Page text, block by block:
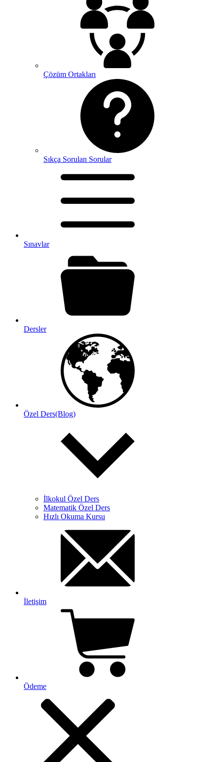
Çözüm Ortakları
Sıkça Sorulan Sorular
Sınavlar
Dersler
Özel Ders(Blog)
İlkokul Özel Ders
Matematik Özel Ders
Hızlı Okuma Kursu
İletişim
Ödeme